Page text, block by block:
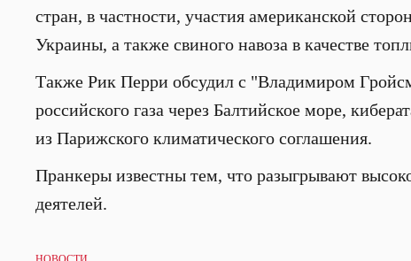
стран, в частности, участия американской
Украины, а также свиного навоза в качестве
Также Рик Перри обсудил с "Владимиром
российского газа через Балтийское море,
из Парижского климатического соглашения.
Пранкеры известны тем, что разыгрывают
деятелей.